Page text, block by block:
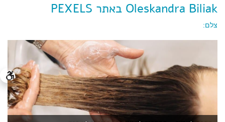
Oleskandra Biliak באתר PEXELS
צלם: